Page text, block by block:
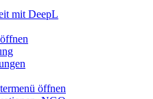
mit DeepL
öffnen